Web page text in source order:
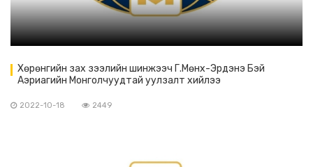
Хөрөнгийн зах зээлийн шинжээч Г.Мөнх-Эрдэнэ Бэй
Аэриагийн Монголчуудтай уулзалт хийлээ
2022-10-18 2449